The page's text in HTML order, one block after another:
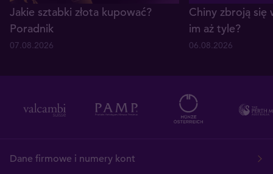
Jakie sztabki złota kupować?
Poradnik
07.08.2026
Chiny zbroją się
im aż tyle?
06.08.2026
Dane firmowe i numery kont